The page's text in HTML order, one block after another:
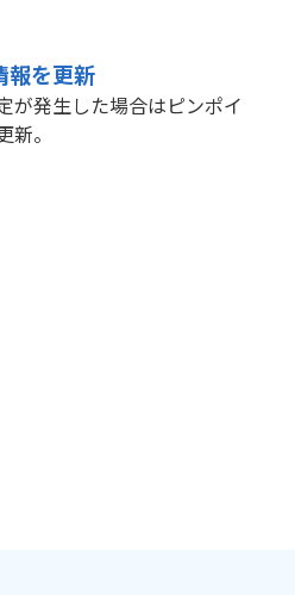
報を更新
が発生した場合はピンポイ
新。